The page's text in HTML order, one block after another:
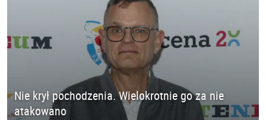
Nie krył pochodzenia. Wielokrotnie go za nie
atakowano